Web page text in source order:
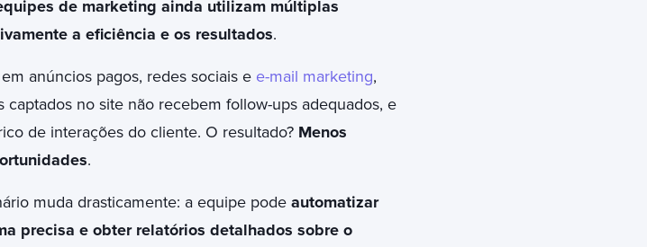
de marketing ainda utilizam múltiplas
a eficiência e os resultados.
anúncios pagos, redes sociais e e-mail marketing,
captados no site não recebem follow-ups adequados, e
de interações do cliente. O resultado? Menos
.
muda drasticamente: a equipe pode automatizar
precisa e obter relatórios detalhados sobre o